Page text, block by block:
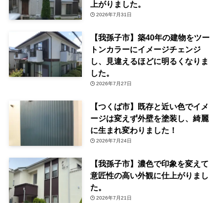
上がりました。
2026年7月31日
【我孫子市】築40年の建物をツー
トンカラーにイメージチェンジ
し、見違えるほどに明るくなりま
した。
2026年7月27日
【つくば市】既存と近い色でイメ
ージは変えず外壁を塗装し、綺麗
に生まれ変わりました！
2026年7月24日
【我孫子市】濃色で印象を変えて
意匠性の高い外観に仕上がりまし
た。
2026年7月21日